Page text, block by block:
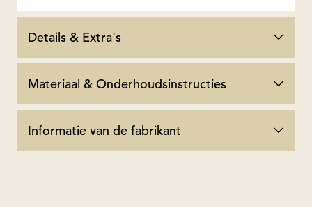
Details & Extra's
Materiaal & Onderhoudsinstructies
Informatie van de fabrikant